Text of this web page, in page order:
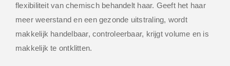
flexibiliteit van chemisch behandelt haar. Geeft het haar
meer weerstand en een gezonde uitstraling, wordt
makkelijk handelbaar, controleerbaar, krijgt volume en is
makkelijk te ontklitten.